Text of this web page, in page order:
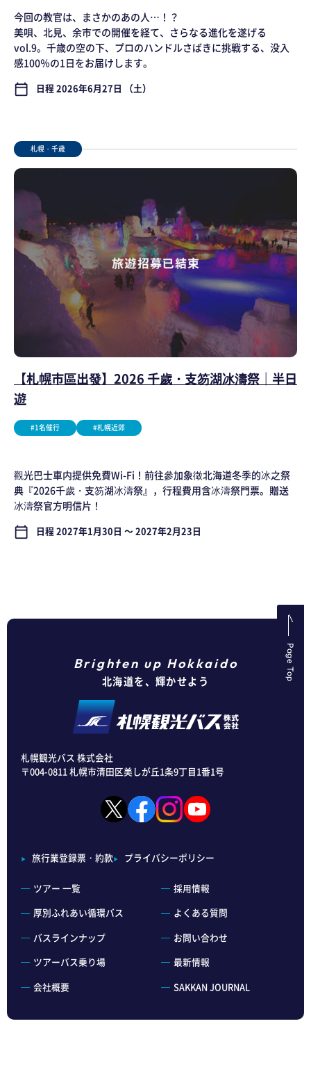
今回の教官は、まさかのあの人…！？
美唄、北見、余市での開催を経て、さらなる進化を遂げる
vol.9。千歳の空の下、プロのハンドルさばきに挑戦する、没入
感100％の1日をお届けします。
calendar_today 日程 2026年6月27日 （土）
札幌・千歳
【札幌市區出發】2026 千歲・支笏湖冰濤祭｜半日
遊
#1名催行 #札幌近郊
觀光巴士車内提供免費Wi-Fi！前往參加象徵北海道冬季的冰之祭
典『2026千歲・支笏湖冰濤祭』，行程費用含冰濤祭門票。贈送
冰濤祭官方明信片！
calendar_today 日程 2027年1月30日 ～ 2027年2月23日
Page Top
Brighten up Hokkaido
北海道を、輝かせよう
札幌観光バス 株式会社
〒004-0811 札幌市清田区美しが丘1条9丁目1番1号
旅行業登録票・約款 プライバシーポリシー
ツアー 一覧
厚別ふれあい循環バス
バスラインナップ
ツアーバス乗り場
会社概要
採用情報
よくある質問
お問い合わせ
最新情報
SAKKAN JOURNAL